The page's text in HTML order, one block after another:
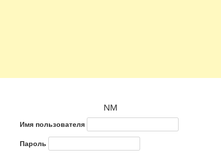
NM
Имя пользователя
Пароль